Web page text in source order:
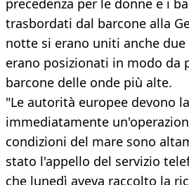
precedenza per le donne e i
trasbordati dal barcone alla
notte si erano uniti anche
erano posizionati in modo da
barcone delle onde più alte.
"Le autorità europee devono
immediatamente
condizioni del mare sono
stato l'appello del servizio
che lunedì aveva raccolto la